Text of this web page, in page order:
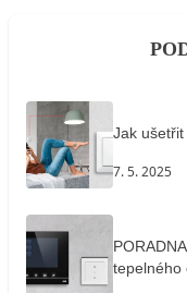
Jak
7. 5. 2025
tepelného